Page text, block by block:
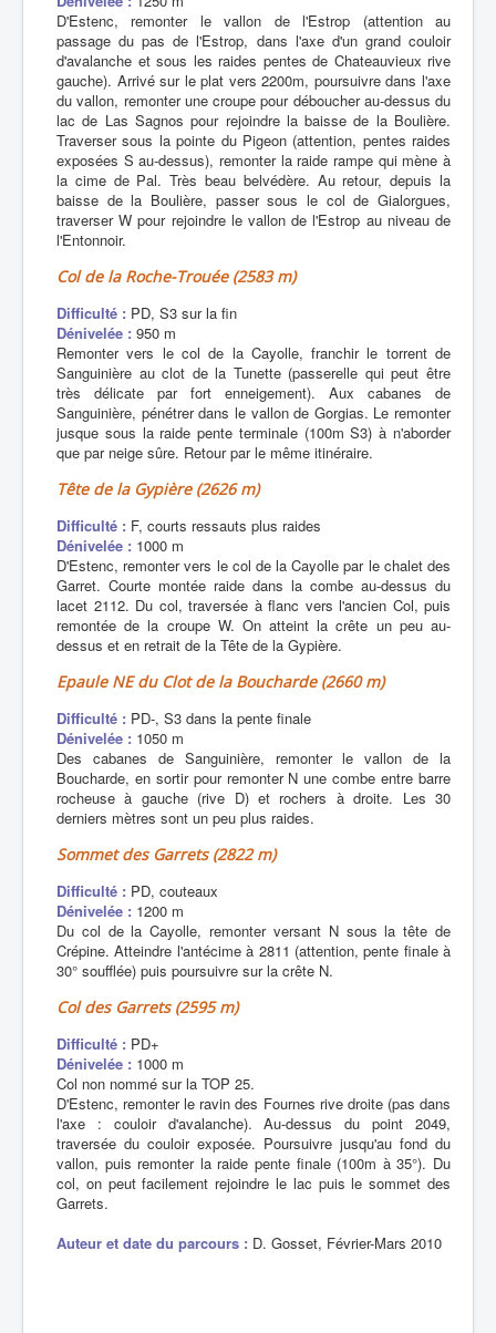
D'Estenc, remonter le vallon de l'Estrop (attention au
passage du pas de l'Estrop, dans l'axe d'un grand couloir
d'avalanche et sous les raides pentes de Chateauvieux rive
gauche). Arrivé sur le plat vers 2200m, poursuivre dans l'axe
du vallon, remonter une croupe pour déboucher au-dessus du
lac de Las Sagnos pour rejoindre la baisse de la Boulière.
Traverser sous la pointe du Pigeon (attention, pentes raides
exposées S au-dessus), remonter la raide rampe qui mène à
la cime de Pal. Très beau belvédère. Au retour, depuis la
baisse de la Boulière, passer sous le col de Gialorgues,
traverser W pour rejoindre le vallon de l'Estrop au niveau de
l'Entonnoir.
Col de la Roche-Trouée (2583 m)
Difficulté : PD, S3 sur la fin
Dénivelée : 950 m
Remonter vers le col de la Cayolle, franchir le torrent de
Sanguinière au clot de la Tunette (passerelle qui peut être
très délicate par fort enneigement). Aux cabanes de
Sanguinière, pénétrer dans le vallon de Gorgias. Le remonter
jusque sous la raide pente terminale (100m S3) à n'aborder
que par neige sûre. Retour par le même itinéraire.
Tête de la Gypière (2626 m)
Difficulté : F, courts ressauts plus raides
Dénivelée : 1000 m
D'Estenc, remonter vers le col de la Cayolle par le chalet des
Garret. Courte montée raide dans la combe au-dessus du
lacet 2112. Du col, traversée à flanc vers l'ancien Col, puis
remontée de la croupe W. On atteint la crête un peu au-
dessus et en retrait de la Tête de la Gypière.
Epaule NE du Clot de la Boucharde (2660 m)
Difficulté : PD-, S3 dans la pente finale
Dénivelée : 1050 m
Des cabanes de Sanguinière, remonter le vallon de la
Boucharde, en sortir pour remonter N une combe entre barre
rocheuse à gauche (rive D) et rochers à droite. Les 30
derniers mètres sont un peu plus raides.
Sommet des Garrets (2822 m)
Difficulté : PD, couteaux
Dénivelée : 1200 m
Du col de la Cayolle, remonter versant N sous la tête de
Crépine. Atteindre l'antécime à 2811 (attention, pente finale à
30° soufflée) puis poursuivre sur la crête N.
Col des Garrets (2595 m)
Difficulté : PD+
Dénivelée : 1000 m
Col non nommé sur la TOP 25.
D'Estenc, remonter le ravin des Fournes rive droite (pas dans
l'axe : couloir d'avalanche). Au-dessus du point 2049,
traversée du couloir exposée. Poursuivre jusqu'au fond du
vallon, puis remonter la raide pente finale (100m à 35°). Du
col, on peut facilement rejoindre le lac puis le sommet des
Garrets.
Auteur et date du parcours : D. Gosset, Février-Mars 2010